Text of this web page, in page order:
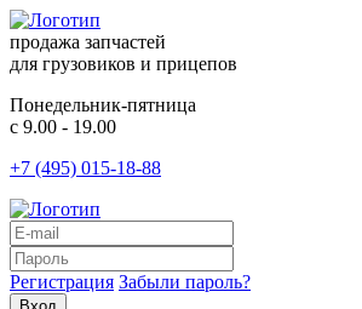
продажа запчастей
для грузовиков и прицепов
Понедельник-пятница
с 9.00 - 19.00
+7 (495) 015-18-88
Регистрация Забыли пароль?